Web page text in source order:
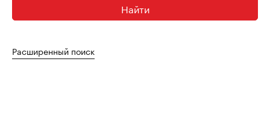
Найти
Расширенный поиск